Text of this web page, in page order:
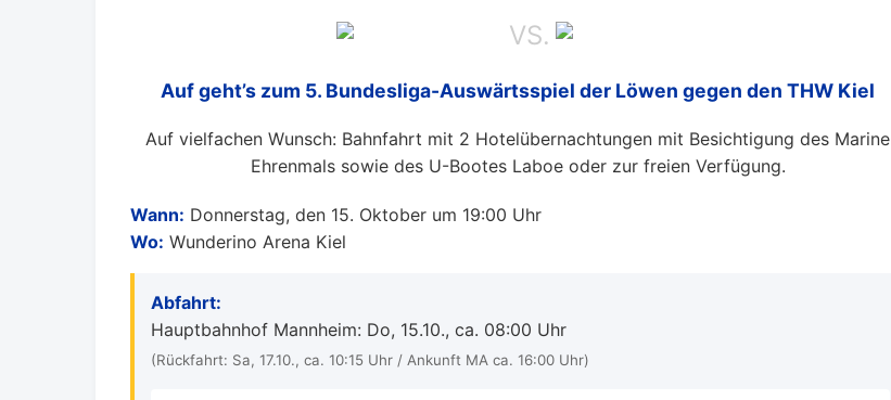
VS.
Auf geht’s zum 5. Bundesliga-Auswärtsspiel der Löwen gegen den THW Kiel
Auf vielfachen Wunsch: Bahnfahrt mit 2 Hotelübernachtungen mit Besichtigung des Marine
Ehrenmals sowie des U-Bootes Laboe oder zur freien Verfügung.
Wann: Donnerstag, den 15. Oktober um 19:00 Uhr
Wo: Wunderino Arena Kiel
Abfahrt:
Hauptbahnhof Mannheim: Do, 15.10., ca. 08:00 Uhr
(Rückfahrt: Sa, 17.10., ca. 10:15 Uhr / Ankunft MA ca. 16:00 Uhr)